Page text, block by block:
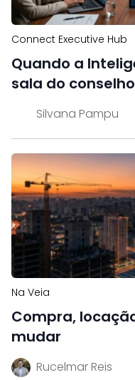
Connect Executive Hub
Quando a
sala do conselho
Silvana Pampu
Na Veia
Compra,
mudar
Rucelmar Reis